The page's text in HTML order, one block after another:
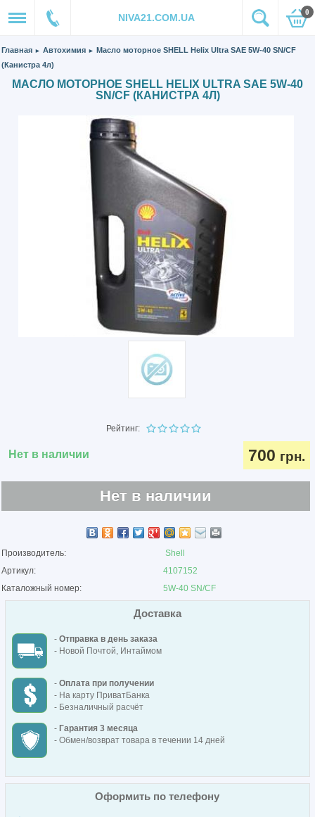
NIVA21.COM.UA 0
Главная ► Автохимия ► Масло моторное SHELL Helix Ultra SAE 5W-40 SN/CF
(Канистра 4л)
МАСЛО МОТОРНОЕ SHELL HELIX ULTRA SAE 5W-40
SN/CF (КАНИСТРА 4Л)
Рейтинг:
Нет в наличии 700 грн.
Нет в наличии
Производитель:
Shell
Артикул:
4107152
Каталожный номер:
5W-40 SN/CF
Доставка
- Отправка в день заказа
- Новой Почтой, Интаймом
- Оплата при получении
- На карту ПриватБанка
- Безналичный расчёт
- Гарантия 3 месяца
- Обмен/возврат товара в течении 14 дней
Оформить по телефону